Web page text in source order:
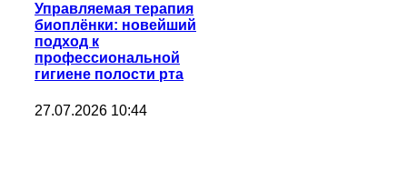
Управляемая терапия
биоплёнки: новейший
подход к
профессиональной
гигиене полости рта
27.07.2026 10:44